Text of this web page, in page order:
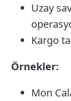
Uzay
Kargo
Örnekler:
Mon